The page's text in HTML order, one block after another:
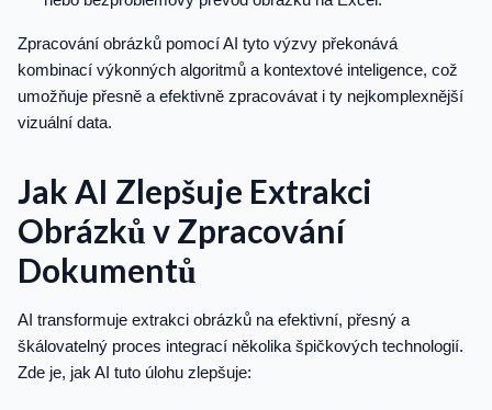
Zpracování obrázků pomocí AI tyto výzvy překonává
kombinací výkonných algoritmů a kontextové inteligence, což
umožňuje přesně a efektivně zpracovávat i ty nejkomplexnější
vizuální data.
Jak AI Zlepšuje Extrakci
Obrázků v Zpracování
Dokumentů
AI transformuje extrakci obrázků na efektivní, přesný a
škálovatelný proces integrací několika špičkových technologií.
Zde je, jak AI tuto úlohu zlepšuje: